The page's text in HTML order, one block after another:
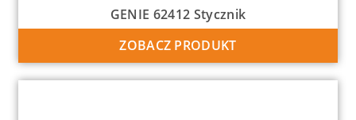
GENIE 62412 Stycznik
ZOBACZ PRODUKT